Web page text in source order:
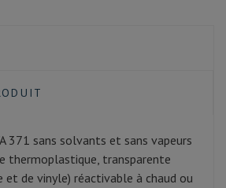
371 sans solvants et sans vapeurs
thermoplastique, transparente
et de vinyle) réactivable à chaud ou